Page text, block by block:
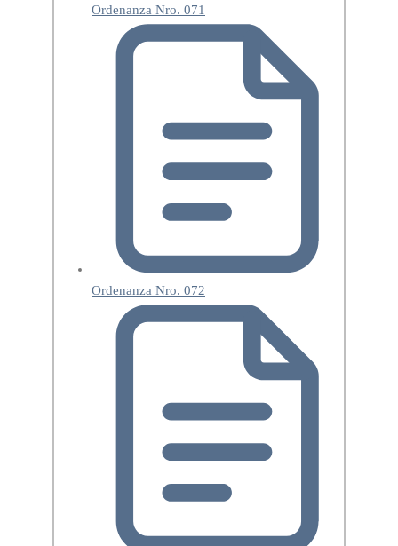
Ordenanza Nro. 071
Ordenanza Nro. 072